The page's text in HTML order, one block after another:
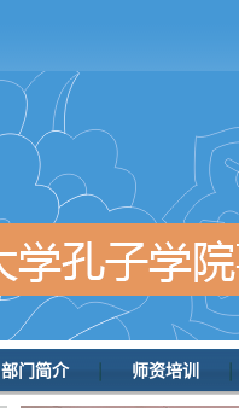
部门简介 师资培训